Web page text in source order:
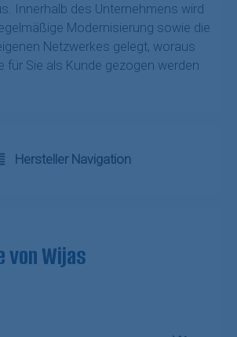
Innerhalb des Unternehmens wird
Modernisierung sowie die
Netzwerkes gelegt, woraus
für Sie als Kunde gezogen werden
Hersteller Navigation
von Wijas